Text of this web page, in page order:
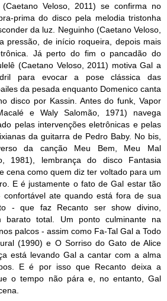
(Caetano Veloso, 2011) se confirma no
prima do disco pela melodia tristonha
da luz. Neguinho (Caetano Veloso,
pressão, de início roqueira, depois mais
Já perto do fim o pancadão do
(Caetano Veloso, 2011) motiva Gal a
para evocar a pose clássica das
da pesada enquanto Domenico canta
disco por Kassin. Antes do funk, Vapor
e Waly Salomão, 1971) navega
pelas intervenções eletrônicas e pelas
da guitarra de Pedro Baby. No bis,
da canção Meu Bem, Meu Mal
1981), lembrança do disco Fantasia
cena como quem diz ter voltado para um
E é justamente o fato de Gal estar tão
confortável ate quando está fora de sua
- que faz Recanto ser show divino,
barato total. Um ponto culminante na
palcos - assim como Fa-Tal Gal a Todo
(1990) e O Sorriso do Gato de Alice
está levando Gal a cantar com a alma
E é por isso que Recanto deixa a
o tempo não pára e, no entanto, Gal